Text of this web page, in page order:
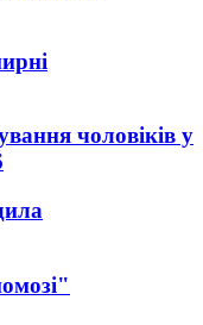
чоловіків у